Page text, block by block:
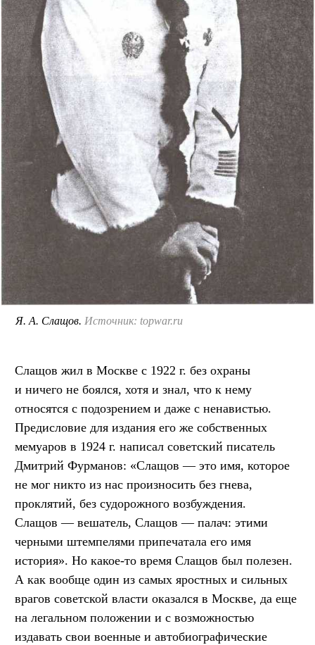
Я. А. Слащов. Источник: topwar.ru
Слащов жил в Москве с 1922 г. без охраны
и ничего не боялся, хотя и знал, что к нему
относятся с подозрением и даже с ненавистью.
Предисловие для издания его же собственных
мемуаров в 1924 г. написал советский писатель
Дмитрий Фурманов: «Слащов — это имя, которое
не мог никто из нас произносить без гнева,
проклятий, без судорожного возбуждения.
Слащов — вешатель, Слащов — палач: этими
черными штемпелями припечатала его имя
история». Но какое-то время Слащов был полезен.
А как вообще один из самых яростных и сильных
врагов советской власти оказался в Москве, да еще
на легальном положении и с возможностью
издавать свои военные и автобиографические